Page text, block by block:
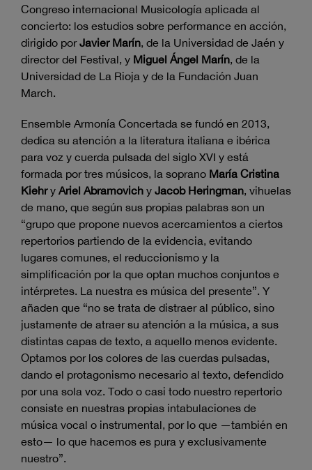
Congreso internacional Musicología aplicada al
concierto: los estudios sobre performance en acción,
dirigido porJavier Marín, de la Universidad de Jaén y
director del Festival, y Miguel Ángel Marín, de la
Universidad de La Rioja y de la Fundación Juan
March.
Ensemble Armonía Concertada se fundó en 2013,
dedica su atención a la literatura italiana e ibérica
para voz y cuerda pulsada del siglo XVI y está
formada por tres músicos, la soprano María Cristina
Kiehry Ariel Abramovich y Jacob Heringman, vihuelas
de mano, que según sus propias palabras son un
“grupo que propone nuevos acercamientos a ciertos
repertorios partiendo de la evidencia, evitando
lugares comunes, el reduccionismo y la
simplificación por la que optan muchos conjuntos e
intérpretes. La nuestra es música del presente”. Y
añaden que “no se trata de distraer al público, sino
justamente de atraer su atención a la música, a sus
distintas capas de texto, a aquello menos evidente.
Optamos por los colores de las cuerdas pulsadas,
dando el protagonismo necesario al texto, defendido
por una sola voz. Todo o casi todo nuestro repertorio
consiste en nuestras propias intabulaciones de
música vocal o instrumental, por lo que —también en
esto— lo que hacemos es pura y exclusivamente
nuestro”.